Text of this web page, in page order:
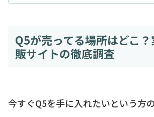
Q5が売ってる場所はどこ
販サイトの徹底調査
今すぐQ5を手に入れたいという方